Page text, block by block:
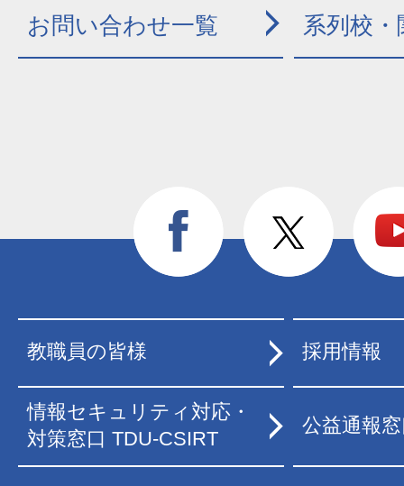
お問い合わせ一覧 系列校
教職員の皆様 採用情報
情報セキュリティ対応・
対策窓口 TDU-CSIRT
公益通報